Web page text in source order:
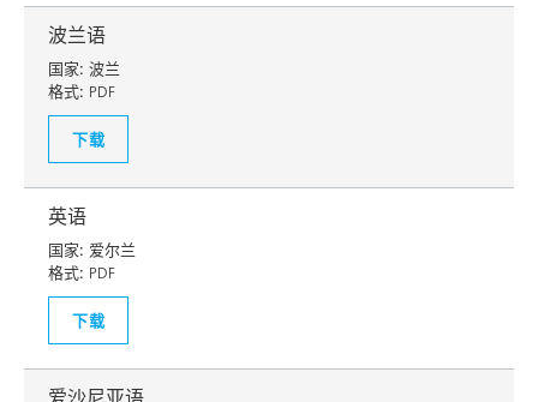
波兰语
国家: 波兰
格式: PDF
下载
英语
国家: 爱尔兰
格式: PDF
下载
爱沙尼亚语